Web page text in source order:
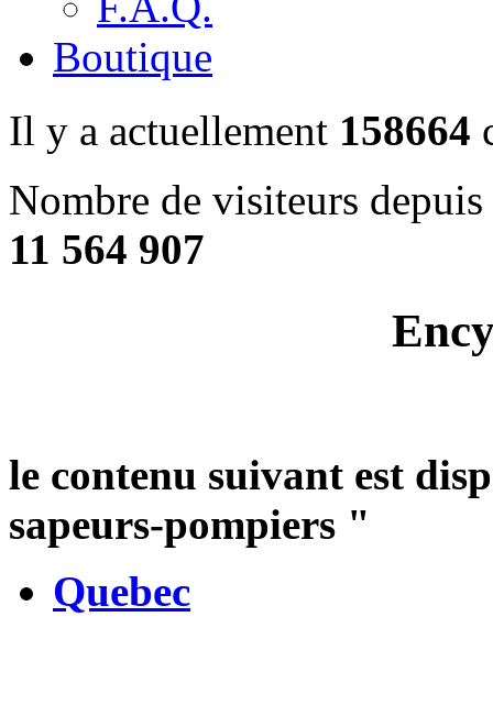
Boutique
Il y a actuellement 158664
Nombre de visiteurs
11 564 907
le contenu suivant est
sapeurs-pompiers "
Quebec